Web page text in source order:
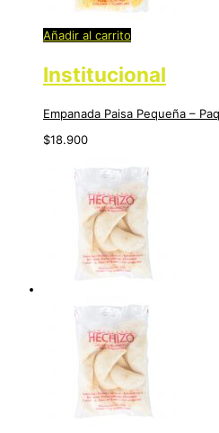
Añadir al carrito
Institucional
Empanada Paisa Pequeña –
$18.900